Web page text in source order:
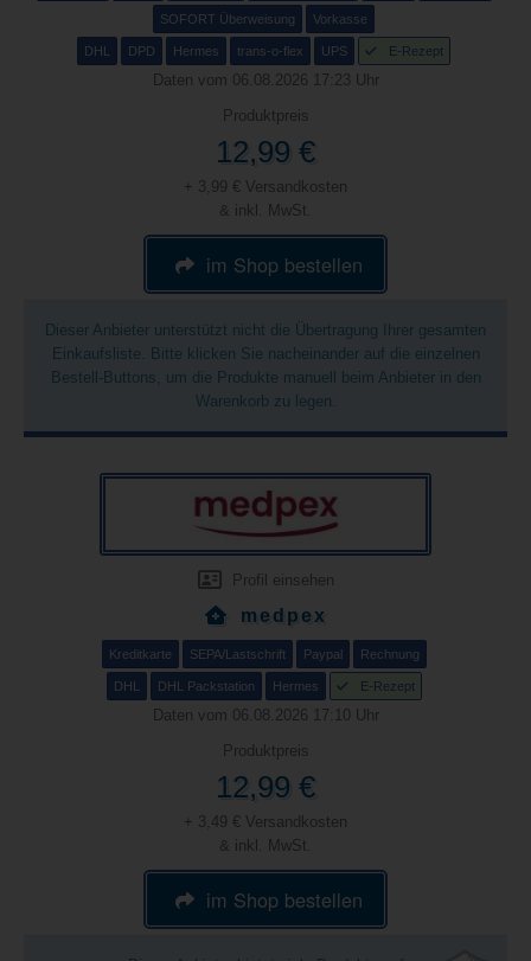
SOFORT Überweisung Vorkasse
DHL DPD Hermes trans-o-flex UPS E-Rezept
Daten vom 06.08.2026 17:23 Uhr
Produktpreis
12,99 €
+ 3,99 € Versandkosten
& inkl. MwSt.
im Shop bestellen
Dieser Anbieter unterstützt nicht die Übertragung Ihrer gesamten
Einkaufsliste. Bitte klicken Sie nacheinander auf die einzelnen
Bestell-Buttons, um die Produkte manuell beim Anbieter in den
Warenkorb zu legen.
Profil einsehen
medpex
Kreditkarte SEPA/Lastschrift Paypal Rechnung
DHL DHL Packstation Hermes E-Rezept
Daten vom 06.08.2026 17:10 Uhr
Produktpreis
12,99 €
+ 3,49 € Versandkosten
& inkl. MwSt.
im Shop bestellen